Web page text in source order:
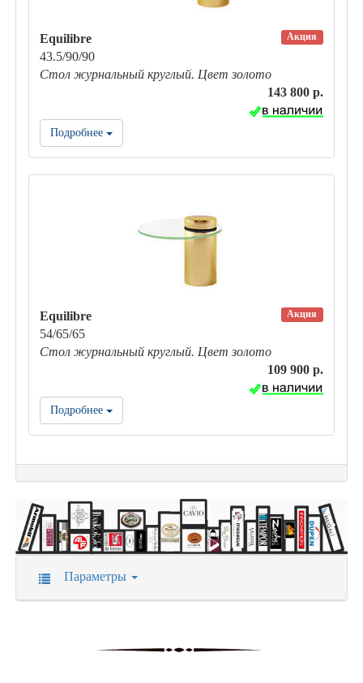
Акция
Equilibre
43.5/90/90
Стол журнальный круглый. Цвет золото
143 800 р.
Подробнее
Акция
Equilibre
54/65/65
Стол журнальный круглый. Цвет золото
109 900 р.
Подробнее
Параметры